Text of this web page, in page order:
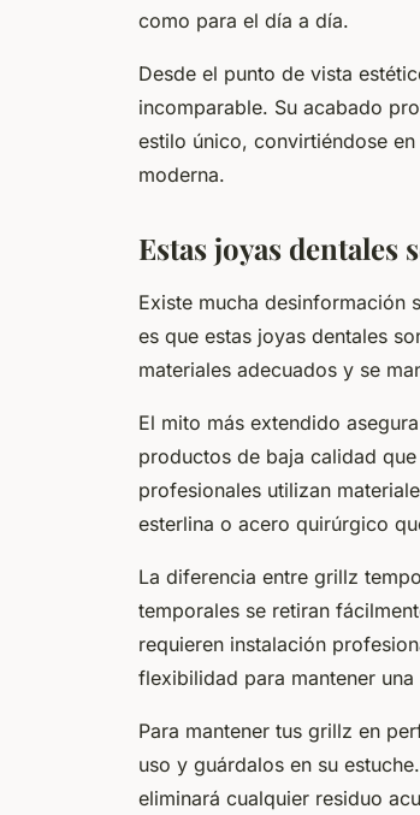
como para el día a día.
Desde el punto de vista
incomparable. Su acabado
estilo único, convirtiéndose
moderna.
Estas joyas dentales
Existe mucha desinformación
es que estas joyas dentales
materiales adecuados y se
El mito más extendido
productos de baja calidad
profesionales utilizan
esterlina o acero quirúrgico
La diferencia entre grillz
temporales se retiran
requieren instalación
flexibilidad para mantener una
Para mantener tus grillz en
uso y guárdalos en su
eliminará cualquier residuo